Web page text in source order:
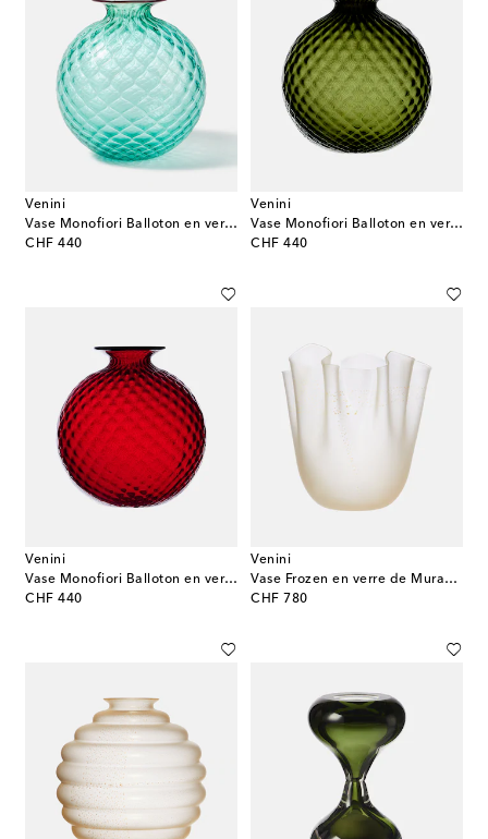
Venini
Vase Monofiori Balloton en verre de Murano
CHF 440
original price
Venini
Vase Monofiori Balloton en verre de Murano
CHF 440
original price
Venini
Vase Monofiori Balloton en verre de Murano
CHF 440
original price
Venini
Vase Frozen en verre de Murano par Fulvio Bianconi et Paolo Venini
CHF 780
original price